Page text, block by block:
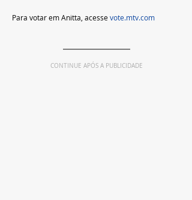
Para votar em Anitta, acesse vote.mtv.com
CONTINUE APÓS A PUBLICIDADE